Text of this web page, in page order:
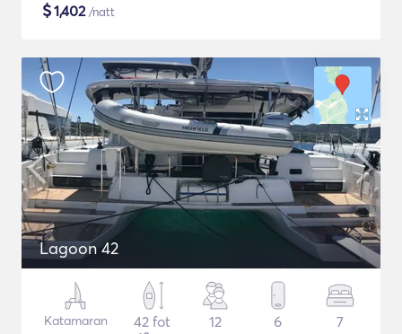
$1,402/natt
Lagoon 42
Katamaran
42 fot
12 6 7